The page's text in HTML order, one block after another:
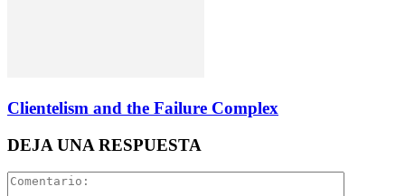
Clientelism and the Failure Complex
DEJA UNA RESPUESTA